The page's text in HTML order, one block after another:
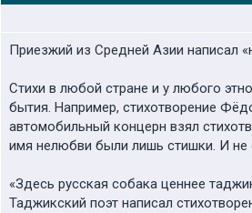
Приезжий из Средней Азии написал
Стихи в любой стране и у любого
бытия. Например, стихотворение
автомобильный концерн взял
имя нелюбви были лишь стишки. И не
«Здесь русская собака ценнее
Таджикский поэт написал